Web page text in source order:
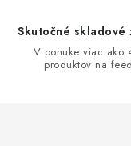
pSkutočné skladové
V ponuke viac ako
produktov na